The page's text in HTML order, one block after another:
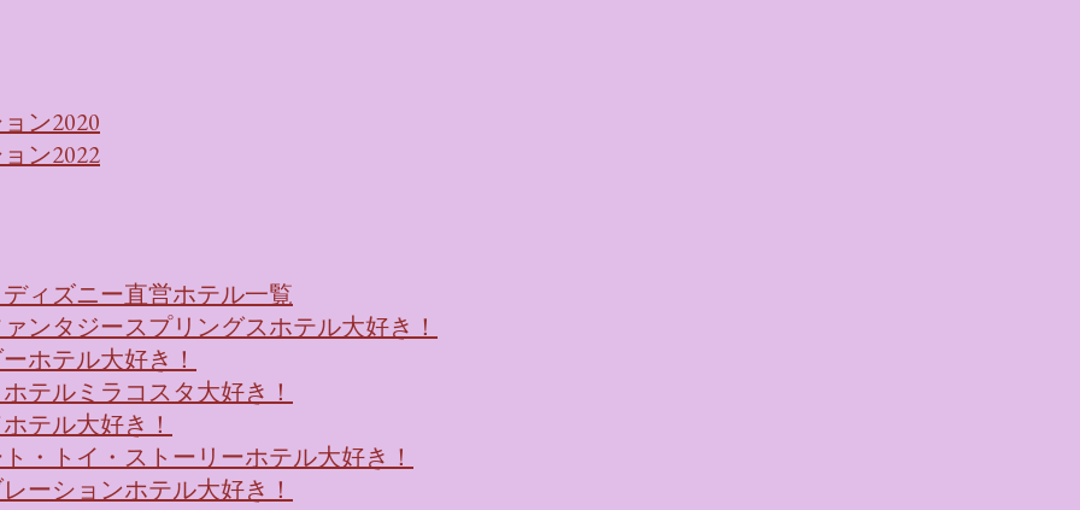
ン2020
ン2022
ィズニー直営ホテル一覧
ンタジースプリングスホテル大好き！
ホテル大好き！
テルミラコスタ大好き！
テル大好き！
・トイ・ストーリーホテル大好き！
ーションホテル大好き！